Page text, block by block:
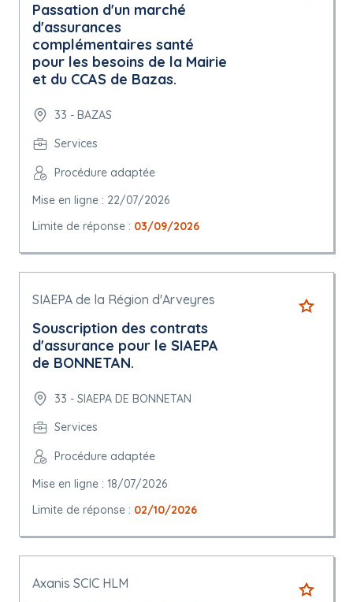
Passation d'un marché
d'assurances
complémentaires santé
pour les besoins de la Mairie
et du CCAS de Bazas.
33 - BAZAS
Services
Procédure adaptée
Mise en ligne : 22/07/2026
Limite de réponse : 03/09/2026
SIAEPA de la Région d'Arveyres
Souscription des contrats
d'assurance pour le SIAEPA
de BONNETAN.
33 - SIAEPA DE BONNETAN
Services
Procédure adaptée
Mise en ligne : 18/07/2026
Limite de réponse : 02/10/2026
Axanis SCIC HLM